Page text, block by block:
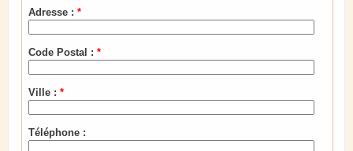
Adresse :*
Code Postal :*
Ville :*
Téléphone :